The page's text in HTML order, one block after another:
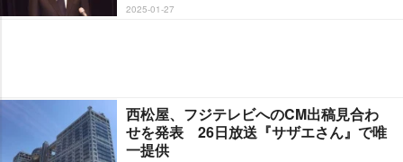
2025-01-27
西松屋、フジテレビへのCM出稿見合わ
せを発表 26日放送『サザエさん』で唯
一提供